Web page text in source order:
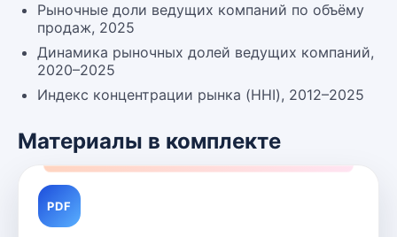
Рыночные доли ведущих компаний по объёму
продаж, 2025
Динамика рыночных долей ведущих компаний,
2020–2025
Индекс концентрации рынка (HHI), 2012–2025
Материалы в комплекте
PDF